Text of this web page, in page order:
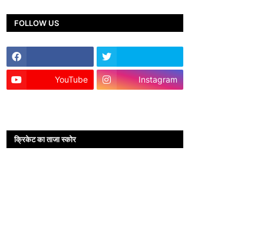
FOLLOW US
YouTube Instagram
क्रिकेट का ताजा स्कोर